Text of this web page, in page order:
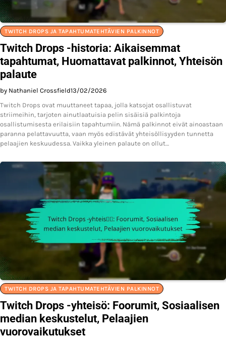
TWITCH DROPS JA TAPAHTUMATEHTÄVIEN PALKINNOT
Twitch Drops -historia: Aikaisemmat
tapahtumat, Huomattavat palkinnot, Yhteisön
palaute
by Nathaniel Crossfield13/02/2026
Twitch Drops ovat muuttaneet tapaa, jolla katsojat osallistuvat
striimeihin, tarjoten ainutlaatuisia pelin sisäisiä palkintoja
osallistumisesta erilaisiin tapahtumiin. Nämä palkinnot eivät ainoastaan
paranna pelattavuutta, vaan myös edistävät yhteisöllisyyden tunnetta
pelaajien keskuudessa. Vaikka yleinen palaute on ollut…
TWITCH DROPS JA TAPAHTUMATEHTÄVIEN PALKINNOT
Twitch Drops -yhteisö: Foorumit, Sosiaalisen
median keskustelut, Pelaajien
vuorovaikutukset